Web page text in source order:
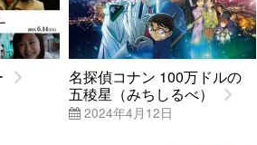
名探偵コナン 100万ドルの
五稜星（みちしるべ）
2024年4月12日